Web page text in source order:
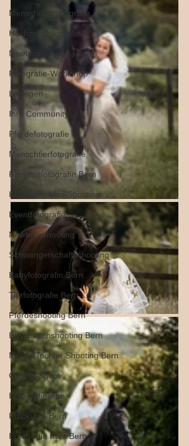
Mensch/Tierfotografie
Hochzeitsfotografie
Newbornshooting Bern
Fotografie-Workshop
Loslegen
Ihre Community
Pferdefotografie
Menschtierfotografie
Familienfotografin Bern
Kind/Pony Mini-Shooting
Eventfotografie
Newbornshooting
Schwangerschaftsshooting
Babyfotografin Bern
Tierfotografie Bern
Pferdeshooting Bern
Babybauchshooting Bern
Mutter/Tochter Shooting Bern
Couple-Shoot
Fotografieliebe
Fotokurse Bern
Fotografie Kurs Bern